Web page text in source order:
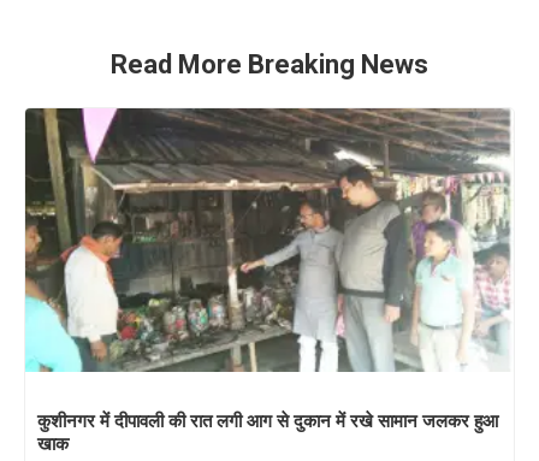
Read More Breaking News
कुशीनगर में दीपावली की रात लगी आग से दुकान में रखे सामान जलकर हुआ
खाक